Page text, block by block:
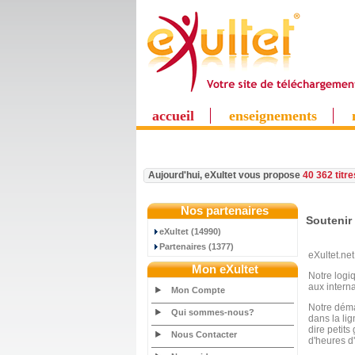
accueil enseignements
Aujourd'hui, eXultet vous propose 40 362
Nos partenaires
eXultet (14990)
Partenaires (1377)
Mon eXultet
Mon Compte
Qui sommes-nous?
Nous Contacter
Soutenir
Notre
aux
Notre
dans la
dire petits
d'heures